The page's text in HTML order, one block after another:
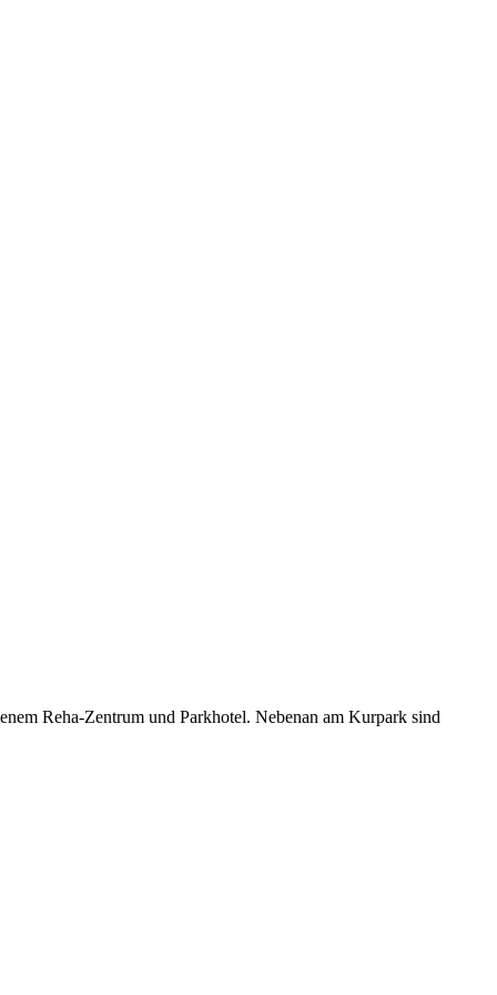
Reha-Zentrum und Parkhotel. Nebenan am Kurpark sind